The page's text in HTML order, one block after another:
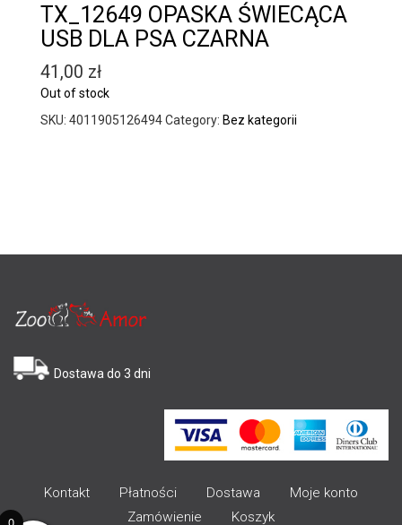
TX_12649 OPASKA ŚWIECĄCA
USB DLA PSA CZARNA
41,00 zł
Out of stock
SKU: 4011905126494Category: Bez kategorii
Dostawa do 3 dni
Kontakt Płatności Dostawa
Moje konto
Zamówienie
Koszyk